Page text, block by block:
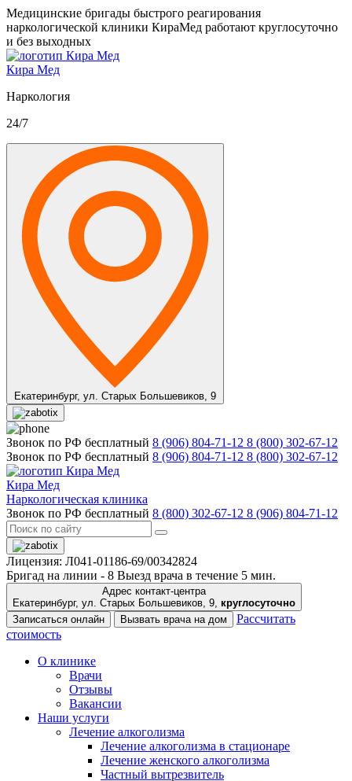
Медицинские бригады быстрого реагирования
наркологической клиники КираМед работают круглосуточно
и без выходных
Кира Мед
Наркология
24/7
Екатеринбург, ул. Старых Большевиков, 9
Звонок по РФ бесплатный 8 (906) 804-71-12 8 (800) 302-67-12
Звонок по РФ бесплатный 8 (906) 804-71-12 8 (800) 302-67-12
Кира Мед
Наркологическая клиника
Звонок по РФ бесплатный 8 (800) 302-67-12 8 (906) 804-71-12
Лицензия: Л041-01186-69/00342824
Бригад на линии - 8 Выезд врача в течение 5 мин.
Адрес контакт-центра
Екатеринбург, ул. Старых Большевиков, 9, круглосуточно
Записаться онлайн
Вызвать врача на дом
Рассчитать
стоимость
О клинике
Врачи
Отзывы
Вакансии
Наши услуги
Лечение алкоголизма
Лечение алкоголизма в стационаре
Лечение женского алкоголизма
Частный вытрезвитель